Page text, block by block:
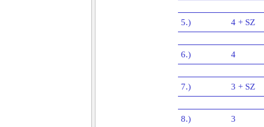
5.) 4 + SZ
6.) 4
7.) 3 + SZ
8.) 3